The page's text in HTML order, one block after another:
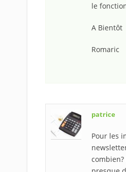
le
A Bientôt
Romaric
patrice
Pour les